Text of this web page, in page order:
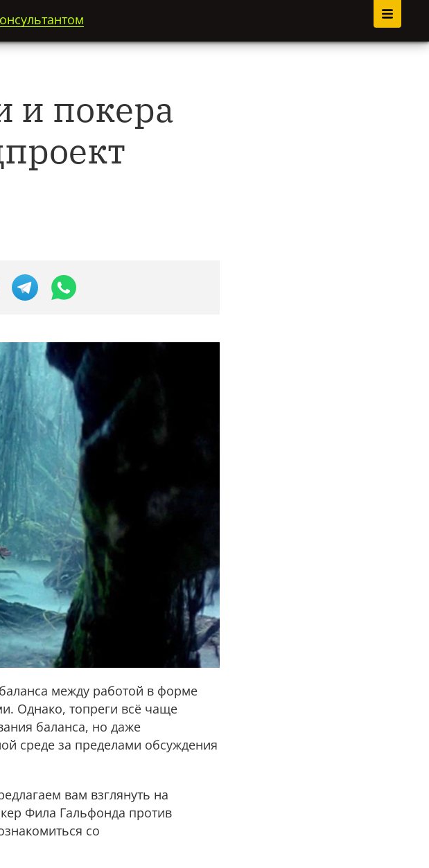
и покера
между работой в форме
Однако, топреги всё чаще
баланса, но даже
среде за пределами обсуждения
вам взглянуть на
Фила Гальфонда против
со